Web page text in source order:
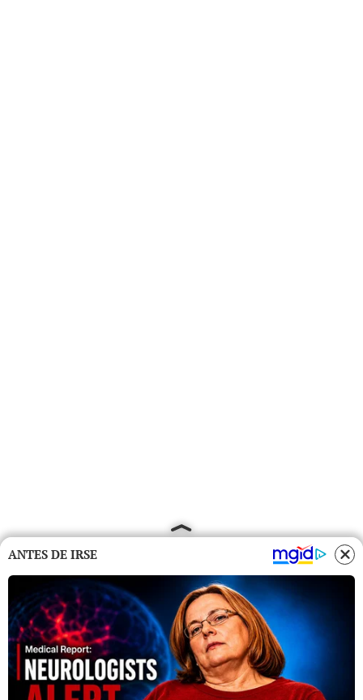
ANTES DE IRSE